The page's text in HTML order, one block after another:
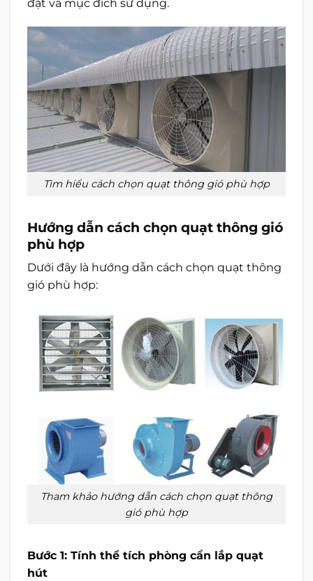
đặt và mục đích sử dụng.
Tìm hiểu cách chọn quạt thông gió phù hợp
Hướng dẫn cách chọn quạt thông gió
phù hợp
Dưới đây là hướng dẫn cách chọn quạt thông
gió phù hợp:
Tham khảo hướng dẫn cách chọn quạt thông
gió phù hợp
Bước 1: Tính thể tích phòng cần lắp quạt
hút